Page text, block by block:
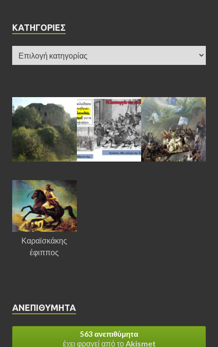
KΑΤΗΓΟΡΊΕΣ
Καραϊσκάκης
έφιππος
ΑΝΕΠΙΘΎΜΗΤΑ
563 ανεπιθύμητα
έχει φραγεί από το Akismet